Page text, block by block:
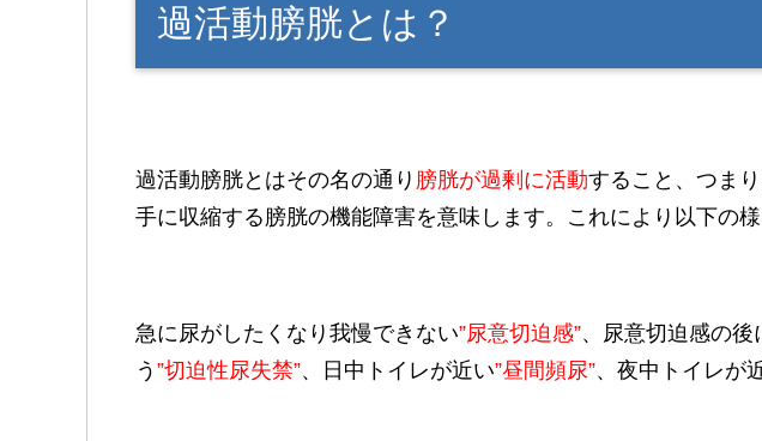
過活動膀胱とは？
過活動膀胱とはその名の通り 膀胱が過剰に活動すること、つま
手に収縮する膀胱の機能障害を意味します。これにより以下の様
急に尿がしたくなり我慢できない”尿意切迫感”、尿意切迫感の後
う ”切迫性尿失禁”、日中トイレが近い”昼間頻尿”、夜中トイレが